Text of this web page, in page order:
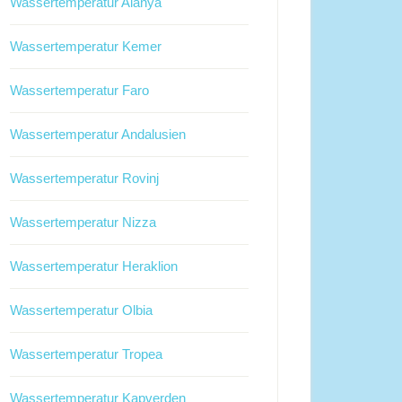
Wassertemperatur Kemer
Wassertemperatur Faro
Wassertemperatur Andalusien
Wassertemperatur Rovinj
Wassertemperatur Nizza
Wassertemperatur Heraklion
Wassertemperatur Olbia
Wassertemperatur Tropea
Wassertemperatur Kapverden